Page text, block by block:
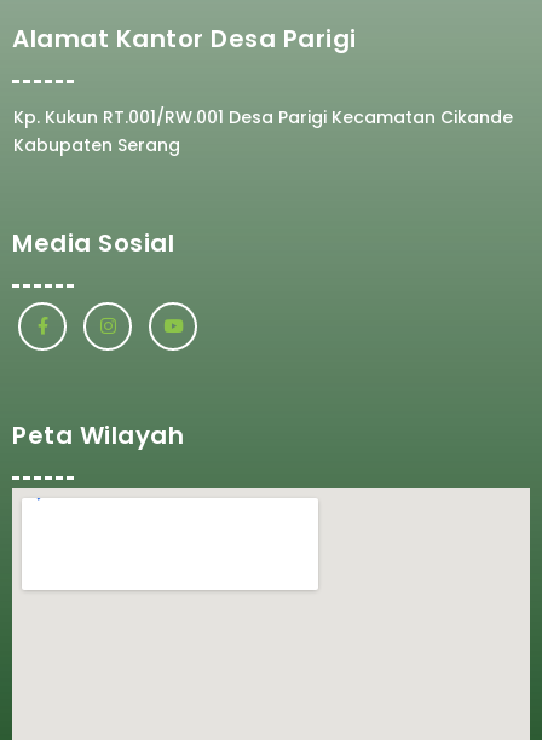
Alamat Kantor Desa Parigi
Kp. Kukun RT.001/RW.001 Desa Parigi Kecamatan Cikande
Kabupaten Serang
Media Sosial
Peta Wilayah